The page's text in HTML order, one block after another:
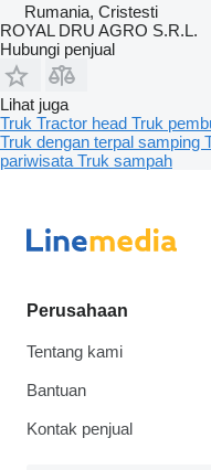
Rumania, Cristesti
ROYAL DRU AGRO S.R.L.
Hubungi penjual
Lihat juga
Truk Tractor head Truk
Truk dengan terpal samping
pariwisata Truk sampah
Perusahaan
Tentang kami
Bantuan
Kontak penjual